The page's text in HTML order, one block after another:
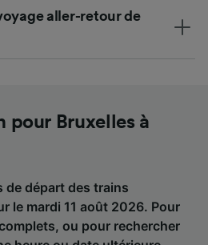
aller-retour de
pour Bruxelles à
de départ des trains
le mardi 11 août 2026. Pour
ou pour rechercher